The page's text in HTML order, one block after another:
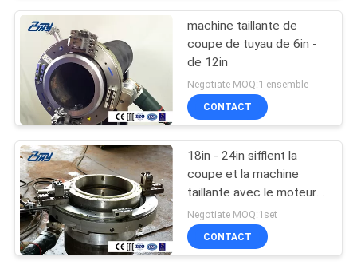
machine taillante de
coupe de tuyau de 6in -
de 12in
Negotiate MOQ:1 ensemble
CONTACT
18in - 24in sifflent la
coupe et la machine
taillante avec le moteur
électrique
Negotiate MOQ:1set
CONTACT